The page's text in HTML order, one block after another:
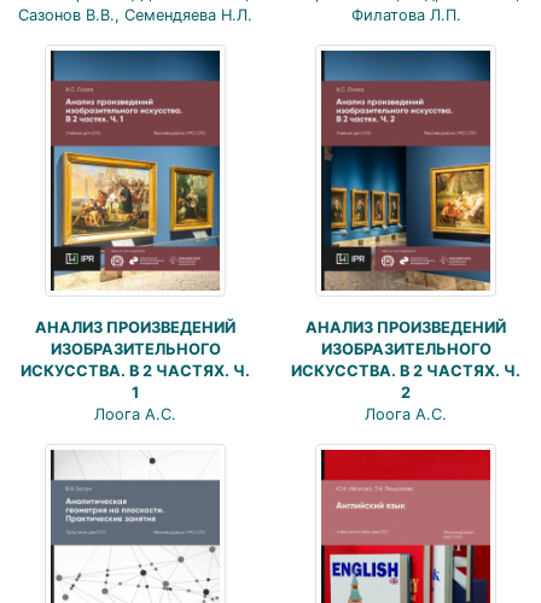
Сазонов В.В., Семендяева Н.Л.
Филатова Л.П.
АНАЛИЗ ПРОИЗВЕДЕНИЙ
ИЗОБРАЗИТЕЛЬНОГО
ИСКУССТВА. В 2 ЧАСТЯХ. Ч.
1
Лоога А.С.
АНАЛИЗ ПРОИЗВЕДЕНИЙ
ИЗОБРАЗИТЕЛЬНОГО
ИСКУССТВА. В 2 ЧАСТЯХ. Ч.
2
Лоога А.С.